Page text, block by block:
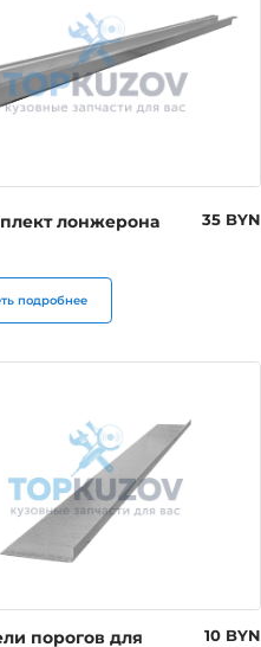
лонжерона 35 BYN
подробнее
порогов для
10 BYN